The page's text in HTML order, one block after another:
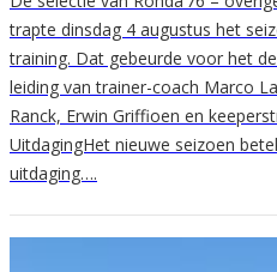
trapte dinsdag 4 augustus het
training. Dat gebeurde voor het
leiding van trainer-coach Marco
Ranck, Erwin Griffioen en
UitdagingHet nieuwe seizoen
uitdaging….